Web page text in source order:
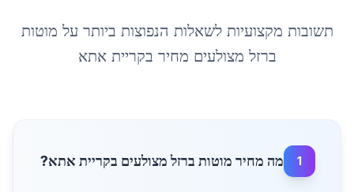
תשובות מקצועיות לשאלות הנפוצות ביותר על מוטות
ברזל מצולעים מחיר בקריית אתא
1 מה מחיר מוטות ברזל מצולעים בקריית אתא?